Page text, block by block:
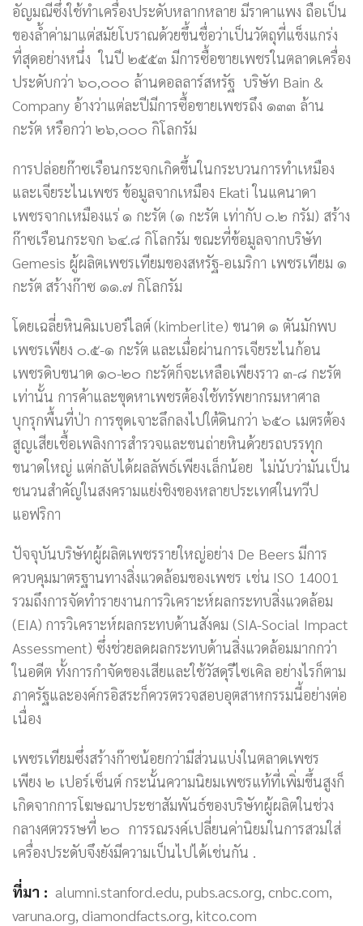
อัญมณีซึ่งใช้ทำเครื่องประดับหลากหลาย มีราคาแพง ถือเป็น
ของล้ำค่ามาแต่สมัยโบราณด้วยขึ้นชื่อว่าเป็นวัตถุที่แข็งแกร่ง
ที่สุดอย่างหนึ่ง ในปี ๒๕๕๓ มีการซื้อขายเพชรในตลาดเครื่อง
ประดับกว่า ๖๐,๐๐๐ ล้านดอลลาร์สหรัฐ บริษัท Bain &
Company อ้างว่าแต่ละปีมีการซื้อขายเพชรถึง ๑๓๓ ล้าน
กะรัต หรือกว่า ๒๖,๐๐๐ กิโลกรัม
การปล่อยก๊าซเรือนกระจกเกิดขึ้นในกระบวนการทำเหมือง
และเจียระไนเพชร ข้อมูลจากเหมือง Ekati ในแคนาดา
เพชรจากเหมืองแร่ ๑ กะรัต (๑ กะรัต เท่ากับ ๐.๒ กรัม) สร้าง
ก๊าซเรือนกระจก ๖๔.๘ กิโลกรัม ขณะที่ข้อมูลจากบริษัท
Gemesis ผู้ผลิตเพชรเทียมของสหรัฐ-อเมริกา เพชรเทียม ๑
กะรัต สร้างก๊าซ ๑๑.๗ กิโลกรัม
โดยเฉลี่ยหินคิมเบอร์ไลต์ (kimberlite) ขนาด ๑ ตันมักพบ
เพชรเพียง ๐.๕-๑ กะรัต และเมื่อผ่านการเจียระไนก้อน
เพชรดิบขนาด ๑๐-๒๐ กะรัตก็จะเหลือเพียงราว ๓-๘ กะรัต
เท่านั้น การค้าและขุดหาเพชรต้องใช้ทรัพยากรมหาศาล
บุกรุกพื้นที่ป่า การขุดเจาะลึกลงไปใต้ดินกว่า ๖๕๐ เมตรต้อง
สูญเสียเชื้อเพลิงการสำรวจและขนถ่ายหินด้วยรถบรรทุก
ขนาดใหญ่ แต่กลับได้ผลลัพธ์เพียงเล็กน้อย ไม่นับว่ามันเป็น
ชนวนสำคัญในสงครามแย่งชิงของหลายประเทศในทวีป
แอฟริกา
ปัจจุบันบริษัทผู้ผลิตเพชรรายใหญ่อย่าง De Beers มีการ
ควบคุมมาตรฐานทางสิ่งแวดล้อมของเพชร เช่น ISO 14001
รวมถึงการจัดทำรายงานการวิเคราะห์ผลกระทบสิ่งแวดล้อม
(EIA) การวิเคราะห์ผลกระทบด้านสังคม (SIA-Social Impact
Assessment) ซึ่งช่วยลดผลกระทบด้านสิ่งแวดล้อมมากกว่า
ในอดีต ทั้งการกำจัดของเสียและใช้วัสดุรีไซเคิล อย่างไรก็ตาม
ภาครัฐและองค์กรอิสระก็ควรตรวจสอบอุตสาหกรรมนี้อย่างต่อ
เนื่อง
เพชรเทียมซึ่งสร้างก๊าซน้อยกว่ามีส่วนแบ่งในตลาดเพชร
เพียง ๒ เปอร์เซ็นต์ กระนั้นความนิยมเพชรแท้ที่เพิ่มขึ้นสูงก็
เกิดจากการโฆษณาประชาสัมพันธ์ของบริษัทผู้ผลิตในช่วง
กลางศตวรรษที่ ๒๐ การรณรงค์เปลี่ยนค่านิยมในการสวมใส่
เครื่องประดับจึงยังมีความเป็นไปได้เช่นกัน .
ที่มา : alumni.stanford.edu, pubs.acs.org, cnbc.com,
varuna.org, diamondfacts.org, kitco.com